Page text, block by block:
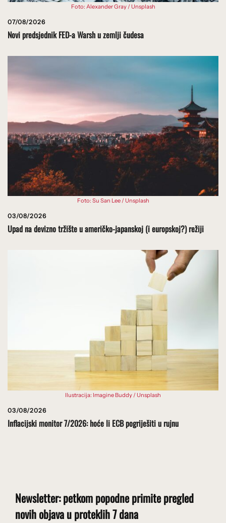
Foto: Alexander Gray / Unsplash
07/08/2026
Novi predsjednik FED-a Warsh u zemlji čudesa
Foto: Su San Lee / Unsplash
03/08/2026
Upad na devizno tržište u američko-japanskoj (i europskoj?) režiji
Ilustracija: Imagine Buddy / Unsplash
03/08/2026
Inflacijski monitor 7/2026: hoće li ECB pogriješiti u rujnu
Newsletter: petkom popodne primite pregled
novih objava u proteklih 7 dana